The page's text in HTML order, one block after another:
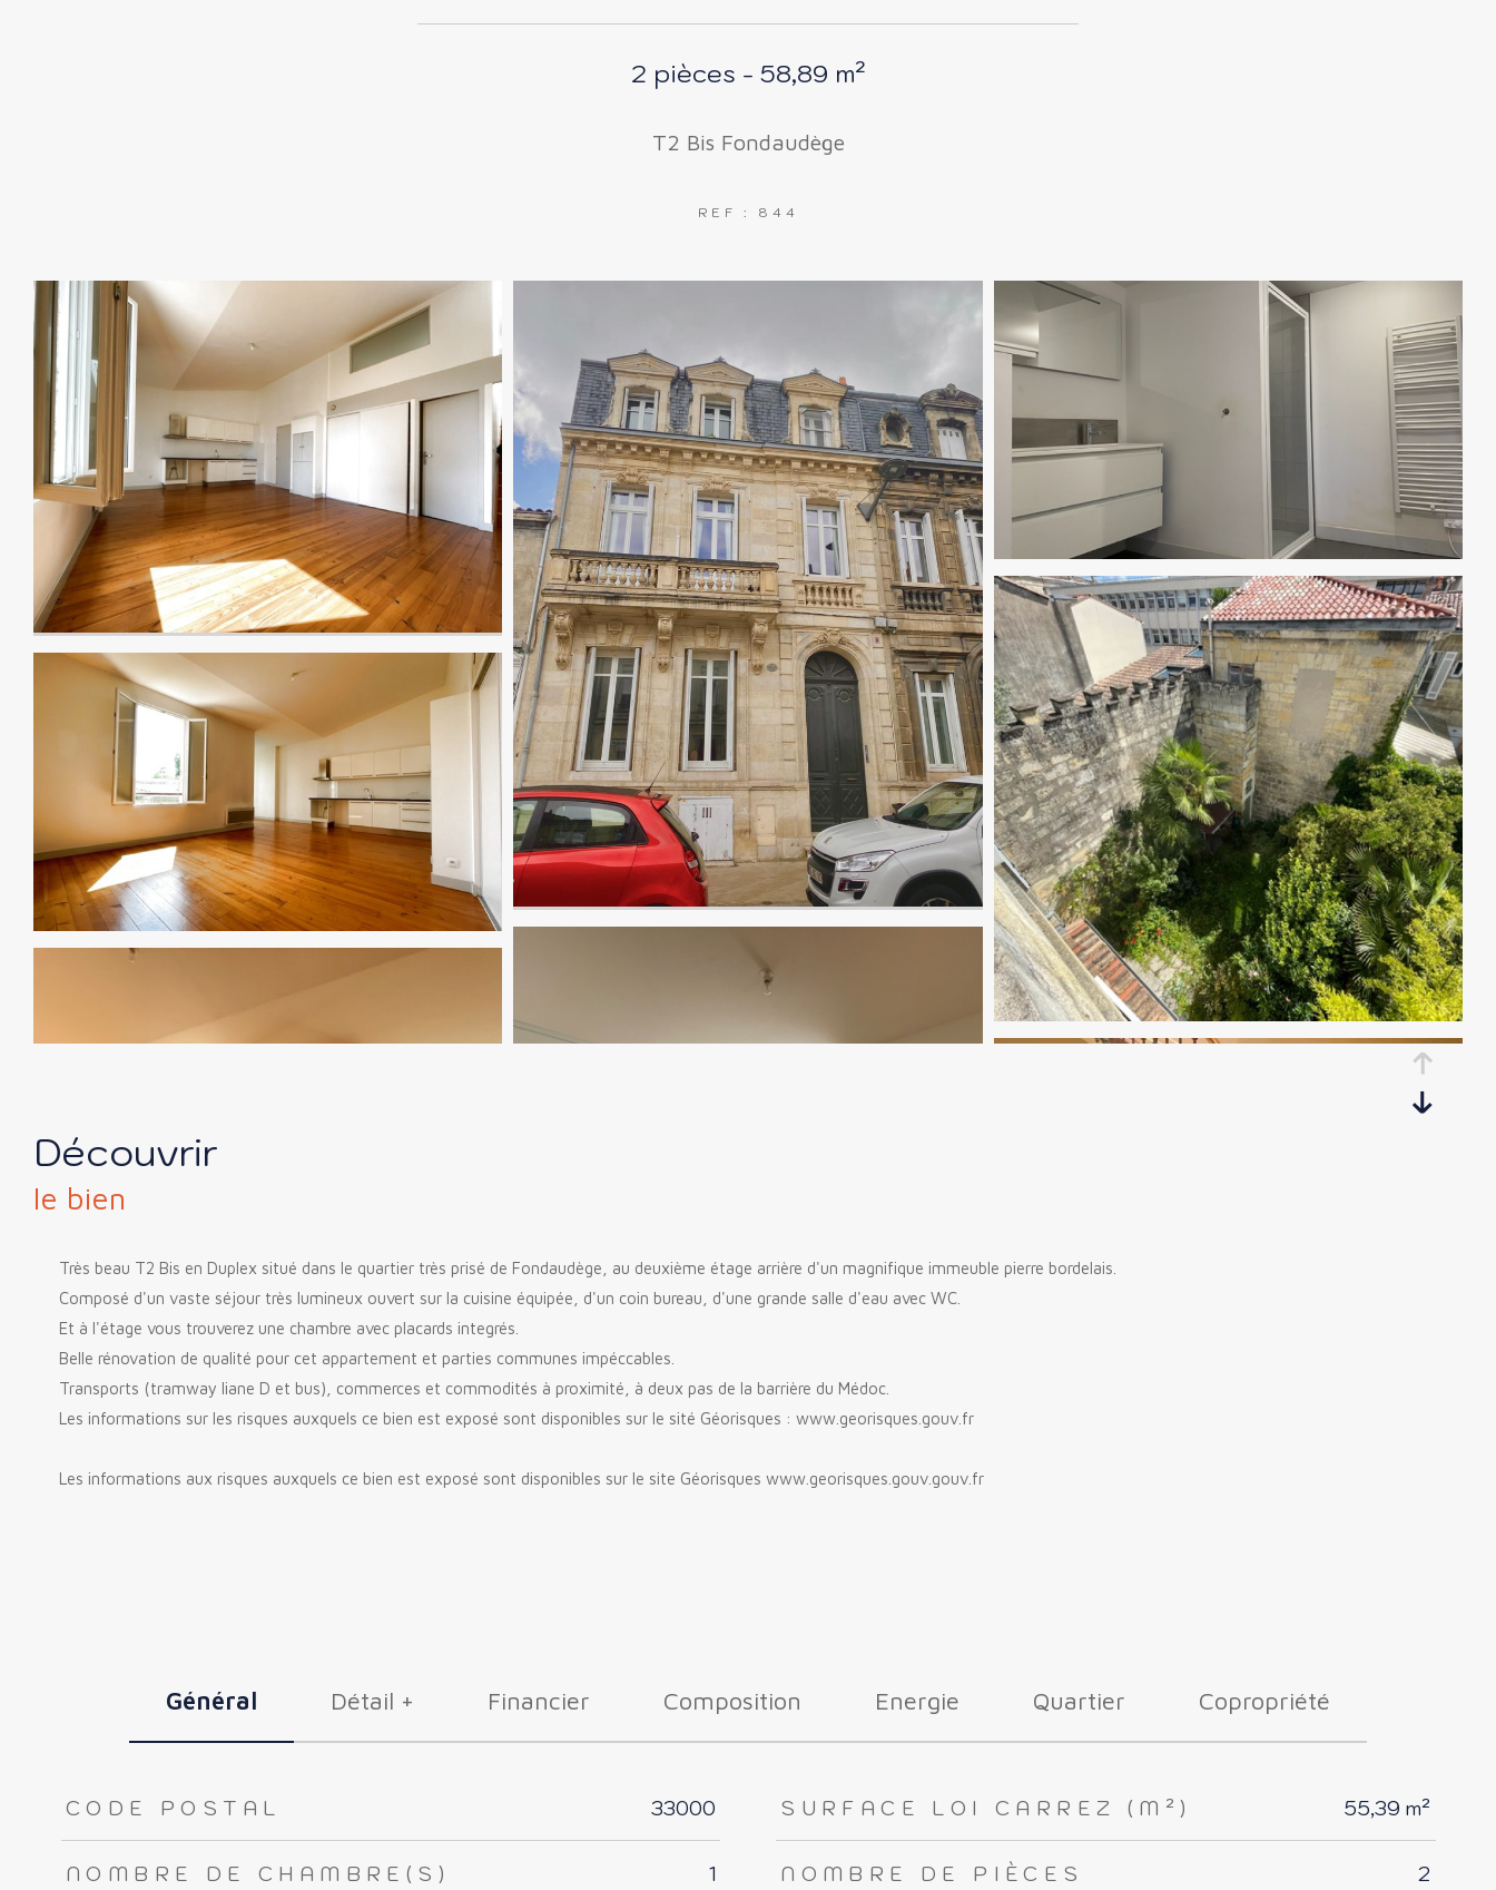
2 pièces - 58,89 m²
T2 Bis Fondaudège
REF : 844
découvrir
le bien
Très beau T2 Bis en Duplex situé dans le quartier très prisé de Fondaudège, au deuxième étage arrière d'un magnifique immeuble pierre bordelais.
Composé d'un vaste séjour très lumineux ouvert sur la cuisine équipée, d'un coin bureau, d'une grande salle d'eau avec WC.
Et à l'étage vous trouverez une chambre avec placards integrés.
Belle rénovation de qualité pour cet appartement et parties communes impéccables.
Transports (tramway liane D et bus), commerces et commodités à proximité, à deux pas de la barrière du Médoc.
Les informations sur les risques auxquels ce bien est exposé sont disponibles sur le sité Géorisques : www.georisques.gouv.fr
Les informations aux risques auxquels ce bien est exposé sont disponibles sur le site Géorisques www.georisques.gouv.gouv.fr
Général Détail + Financier Composition Energie Quartier Copropriété
TRAD_ZEPHYR_Caracteristique
CODE POSTAL 33000 SURFACE LOI CARREZ (M²) 55,39 m²
NOMBRE DE CHAMBRE(S) 1 NOMBRE DE PIÈCES 2